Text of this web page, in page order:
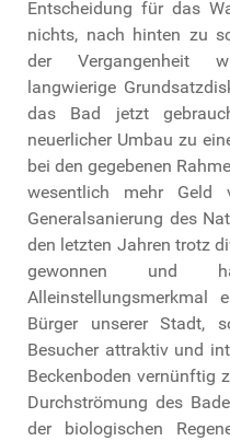
Entscheidung für das
nichts, nach hinten zu
der Vergangenheit
langwierige
das Bad jetzt
neuerlicher Umbau zu
bei den gegebenen
wesentlich mehr Geld
Generalsanierung des
den letzten Jahren trotz
gewonnen
Bürger unserer Stadt,
Besucher attraktiv und
Beckenboden vernünftig
Durchströmung des
der biologischen